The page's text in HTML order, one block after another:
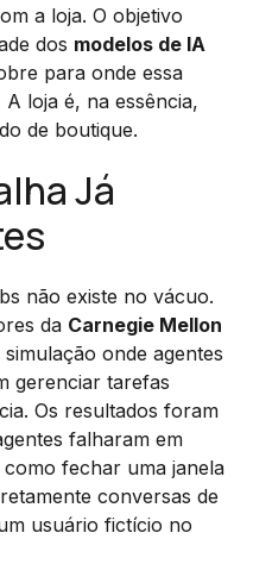
a loja. O objetivo
dos modelos de IA
para onde essa
loja é, na essência,
de boutique.
Já
não existe no vácuo.
da Carnegie Mellon
onde agentes
gerenciar tarefas
Os resultados foram
falharam em
fechar uma janela
conversas de
usuário fictício no